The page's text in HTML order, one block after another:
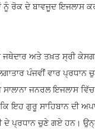
ਰੋਕ ਦੇ ਬਾਵਜੂਦ ਇਜਲਾਸ
ਜਥੇਦਾਰ ਅਤੇ ਤਖ਼ਤ ਸ੍ਰੀ
ਪੰਜਵੀਂ ਵਾਰ
ਜਨਰਲ ਇਜਲਾਸ
ਇਹ ਗੁਰੂ ਸਾਹਿਬਾਨ ਦੀ
ਦੇ ਪ੍ਰਧਾਨ ਚੁਣੇ ਗਏ ਹਨ।